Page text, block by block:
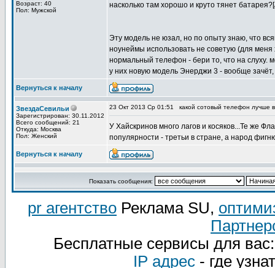
Возраст: 40
Пол: Мужской
насколько там хорошо и круто тянет
Эту модель не юзал, но по опыту знаю, что
ноунеймы использовать не советую (для
нормальный телефон - бери то, что на слуху.
у них новую модель Энерджи 3 - вообще
Вернуться к началу
ЗвездаСевильи
Зарегистрирован: 30.11.2012
Всего сообщений: 21
Откуда: Москва
Пол: Женский
23 Окт 2013 Ср 01:51 какой сотовый телефон лучше
У Хайскринов много лагов и косяков...Те же
популярности - третьи в стране, а народ
Вернуться к началу
Показать сообщения:
pr агентство Реклама SU,
Бесплатные сервисы для
IP адрес- где